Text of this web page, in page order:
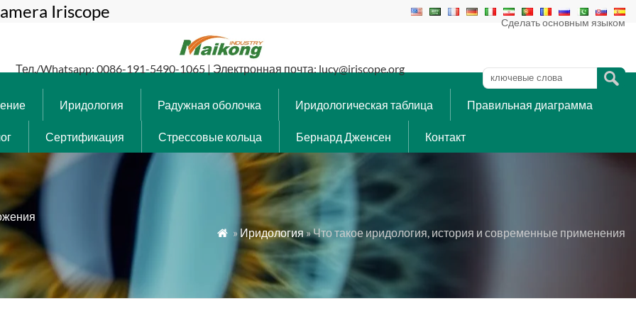
Iriscope
Сделать основным языком
Тел./Whatsapp: 0086-191-5490-1065 | Электронная почта: lucy@iriscope.org
Иридология Радужная оболочка Иридологическая таблица Правильная диаграмма
Сертификация Стрессовые кольца Бернард Дженсен Контакт
 » Иридология» Что такое иридология, история и современные применения